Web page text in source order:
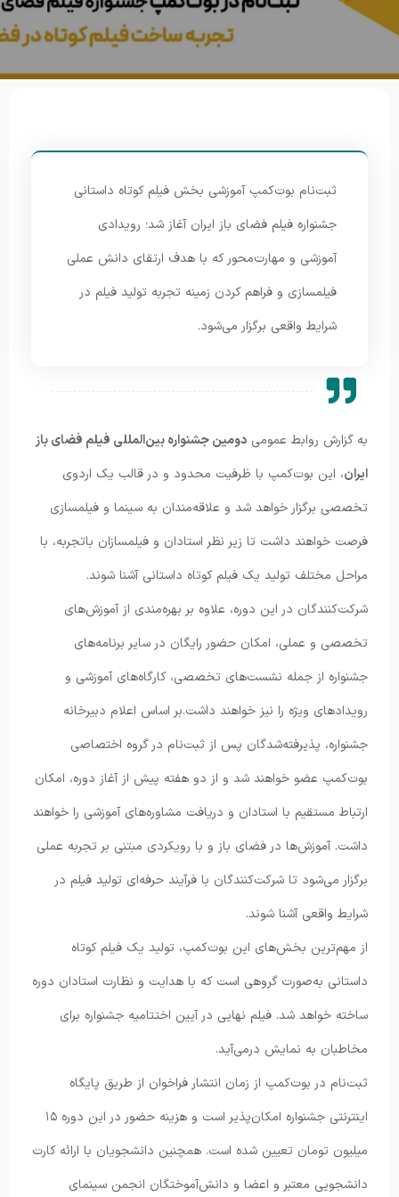
ثبت‌نام بوت‌کمپ آموزشی بخش فیلم کوتاه داستانی
جشنواره فیلم فضای باز ایران آغاز شد؛ رویدادی
آموزشی و مهارت‌محور که با هدف ارتقای دانش عملی
فیلمسازی و فراهم کردن زمینه تجربه تولید فیلم در
شرایط واقعی برگزار می‌شود.
به گزارش روابط عمومی دومین جشنواره بین‌المللی فیلم فضای باز
ایران، این بوت‌کمپ با ظرفیت محدود و در قالب یک اردوی
تخصصی برگزار خواهد شد و علاقه‌مندان به سینما و فیلمسازی
فرصت خواهند داشت تا زیر نظر استادان و فیلمسازان باتجربه، با
مراحل مختلف تولید یک فیلم کوتاه داستانی آشنا شوند.
شرکت‌کنندگان در این دوره، علاوه بر بهره‌مندی از آموزش‌های
تخصصی و عملی، امکان حضور رایگان در سایر برنامه‌های
جشنواره از جمله نشست‌های تخصصی، کارگاه‌های آموزشی و
رویدادهای ویژه را نیز خواهند داشت.بر اساس اعلام دبیرخانه
جشنواره، پذیرفته‌شدگان پس از ثبت‌نام در گروه اختصاصی
بوت‌کمپ عضو خواهند شد و از دو هفته پیش از آغاز دوره، امکان
ارتباط مستقیم با استادان و دریافت مشاوره‌های آموزشی را خواهند
داشت. آموزش‌ها در فضای باز و با رویکردی مبتنی بر تجربه عملی
برگزار می‌شود تا شرکت‌کنندگان با فرآیند حرفه‌ای تولید فیلم در
شرایط واقعی آشنا شوند.
از مهم‌ترین بخش‌های این بوت‌کمپ، تولید یک فیلم کوتاه
داستانی به‌صورت گروهی است که با هدایت و نظارت استادان دوره
ساخته خواهد شد. فیلم نهایی در آیین اختتامیه جشنواره برای
مخاطبان به نمایش درمی‌آید.
ثبت‌نام در بوت‌کمپ از زمان انتشار فراخوان از طریق پایگاه
اینترنتی جشنواره امکان‌پذیر است و هزینه حضور در این دوره ۱۵
میلیون تومان تعیین شده است. همچنین دانشجویان با ارائه کارت
دانشجویی معتبر و اعضا و دانش‌آموختگان انجمن سینمای